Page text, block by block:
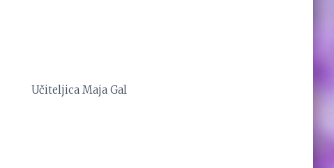
Učiteljica Maja Gal